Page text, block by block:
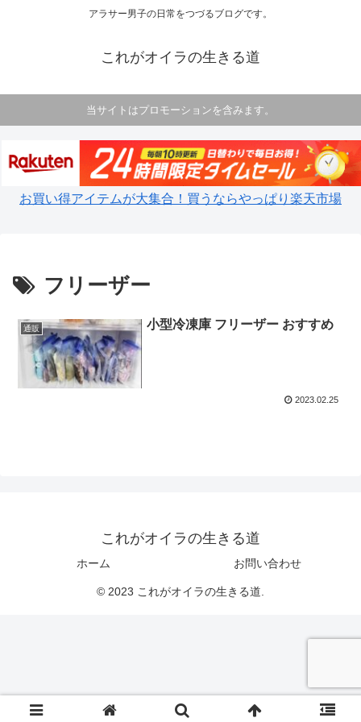
アラサー男子の日常をつづるブログです。
これがオイラの生きる道
当サイトはプロモーションを含みます。
お買い得アイテムが大集合！買うならやっぱり楽天市場
フリーザー
通販 小型冷凍庫 フリーザー おすすめ
2023.02.25
これがオイラの生きる道
ホーム お問い合わせ
© 2023 これがオイラの生きる道.